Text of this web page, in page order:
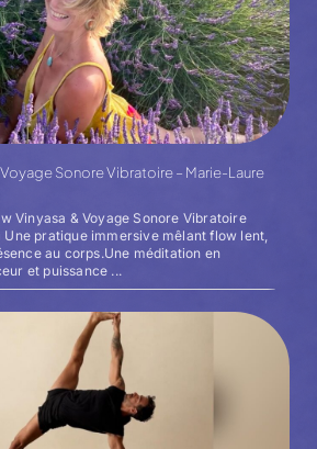
Sonore Vibratoire – Marie-Laure
Vinyasa & Voyage Sonore Vibratoire
pratique immersive mêlant flow lent,
au corps.Une méditation en
et puissance ...